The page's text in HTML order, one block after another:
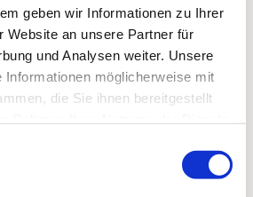
geben wir Informationen zu Ihrer
Website an unsere Partner für
und Analysen weiter. Unsere
Informationen möglicherweise mit
die Sie ihnen bereitgestellt
та шарфи, пінетки для
та рукавички , светри та
і дорослих в Україні, для
Берліну.
у нашому Кафе ви заведете
навчитеся в'язати спицями
відновити та